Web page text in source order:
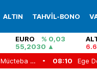
ALTIN TAHVİL-BONO
EURO
% 0,03
55,2030
İran'ın dini lideri Mücteba Hamaney’in görüntüleri paylaşıldı! İşte aylar sonra gelen ilk kareler... 08:10